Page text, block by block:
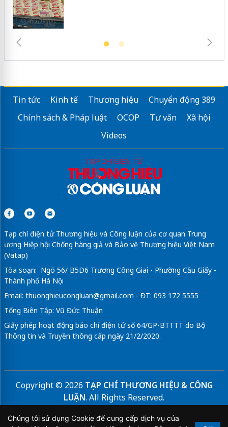
Tin tức Kinh tế Thương hiệu
Chuyển động 389
Chính sách & Pháp luật
OCOP Tư vấn
Xã hội
Videos
Tạp chí điện tử Thương hiệu và Công luận của cơ quan Trung
ương Hiệp hội Chống hàng giả và Bảo vệ Thương hiệu Việt Nam
(Vatap)
Tòa soạn: Ngõ 56/ B5D6 Trương Công Giai - Phường Cầu Giấy -
Thành phố Hà Nội
Email: thuonghieucongluan@gmail.com - ĐT: 093 172 5555
Tổng Biên Tập: Vũ Đức Thuận
Giấy phép hoạt động báo chí điện tử số 64/GP-BTTTT do Bộ
Thông tin và Truyền thông cấp ngày 21/2/2020.
Copyright © 2026 TẠP CHÍ THƯƠNG HIỆU & CÔNG
LUẬN. All Rights Reserved.
Bản quyền thuộc Tạp chí Thương hiệu và Công luận. Cấm
Chúng tôi sử dụng Cookie để cung cấp dịch vụ của